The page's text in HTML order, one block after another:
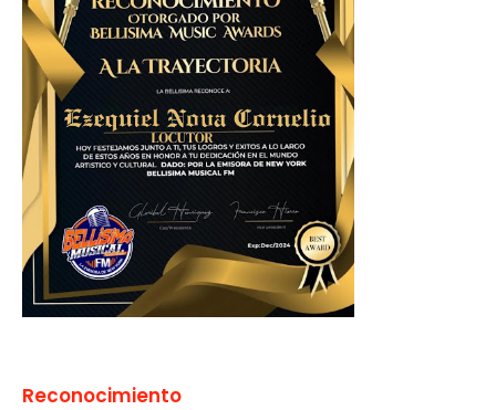
Reconocimiento